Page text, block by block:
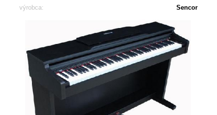
výrobca:
Sencor